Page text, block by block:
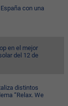
con una
en el mejor
del 12 de
distintos
“Relax. We